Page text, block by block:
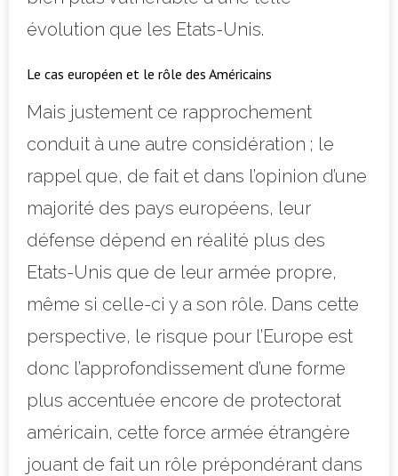
évolution que les Etats-Unis.
Le cas européen et le rôle des Américains
Mais justement ce rapprochement
conduit à une autre considération ; le
rappel que, de fait et dans l’opinion d’une
majorité des pays européens, leur
défense dépend en réalité plus des
Etats-Unis que de leur armée propre,
même si celle-ci y a son rôle. Dans cette
perspective, le risque pour l’Europe est
donc l’approfondissement d’une forme
plus accentuée encore de protectorat
américain, cette force armée étrangère
jouant de fait un rôle prépondérant dans